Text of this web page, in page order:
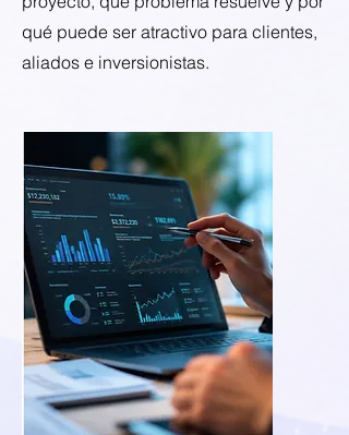
qué puede ser atractivo para clientes,
aliados e inversionistas.